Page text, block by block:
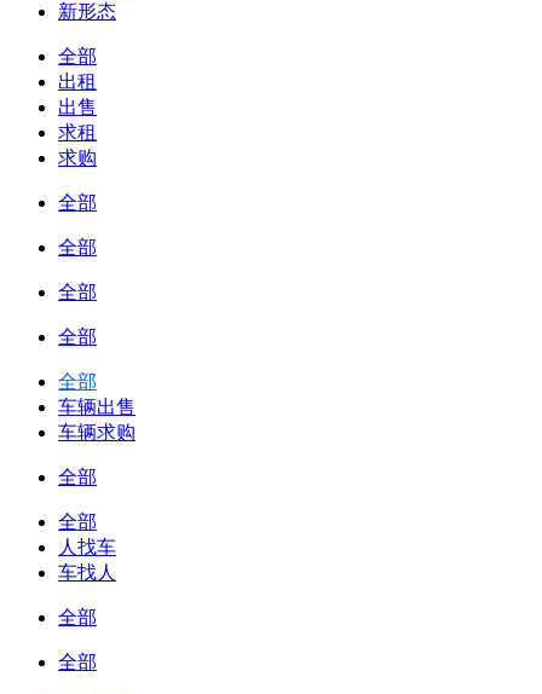
新形态
全部
出租
出售
求租
求购
全部
全部
全部
全部
全部
车辆出售
车辆求购
全部
全部
人找车
车找人
全部
全部